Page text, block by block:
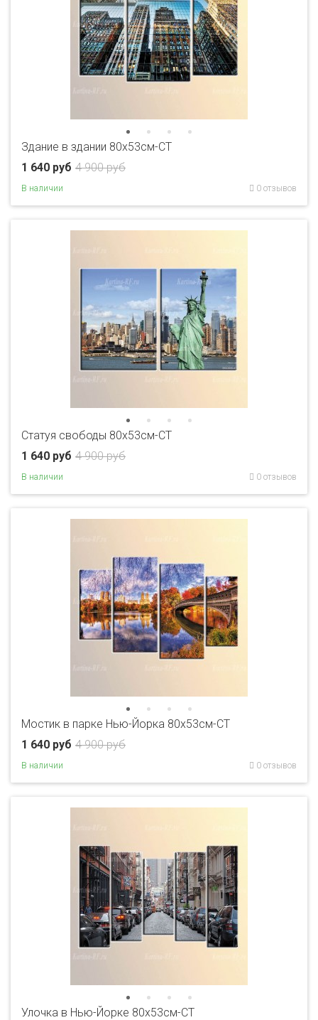
Здание в здании 80x53см-CT
4 900 руб
1 640 руб
В наличии 0 отзывов
Статуя свободы 80x53см-CT
4 900 руб
1 640 руб
В наличии 0 отзывов
Мостик в парке Нью-Йорка 80x53см-CT
4 900 руб
1 640 руб
В наличии 0 отзывов
Улочка в Нью-Йорке 80x53см-CT